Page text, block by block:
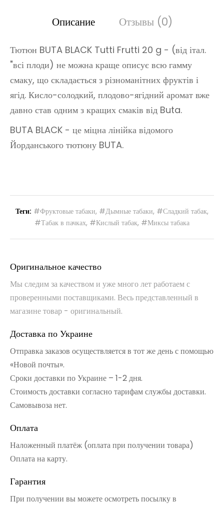
Описание Отзывы (0)
Тютюн BUTA BLACK Tutti Frutti 20 g - (від італ.
"всі плоди) не можна краще описує всю гамму
смаку, що складається з різноманітних фруктів і
ягід. Кисло-солодкий, плодово-ягідний аромат вже
давно став одним з кращих смаків від Buta.
BUTA BLACK - це міцна лінійка відомого
Йорданського тютюну BUTA.
Теги: #Фруктовые табаки, #Дымные табаки, #Сладкий табак,
#Табак в пачках, #Кислый табак, #Миксы табака
Оригинальное качество
Мы следим за качеством и уже много лет работаем с
проверенными поставщиками. Весь представленный в
магазине товар - оригинальный.
Доставка по Украине
Отправка заказов осуществляется в тот же день с помощью
«Новой почты».
Сроки доставки по Украине – 1-2 дня.
Стоимость доставки согласно тарифам службы доставки.
Самовывоза нет.
Оплата
Наложенный платёж (оплата при получении товара)
Оплата на карту.
Гарантия
При получении вы можете осмотреть посылку в